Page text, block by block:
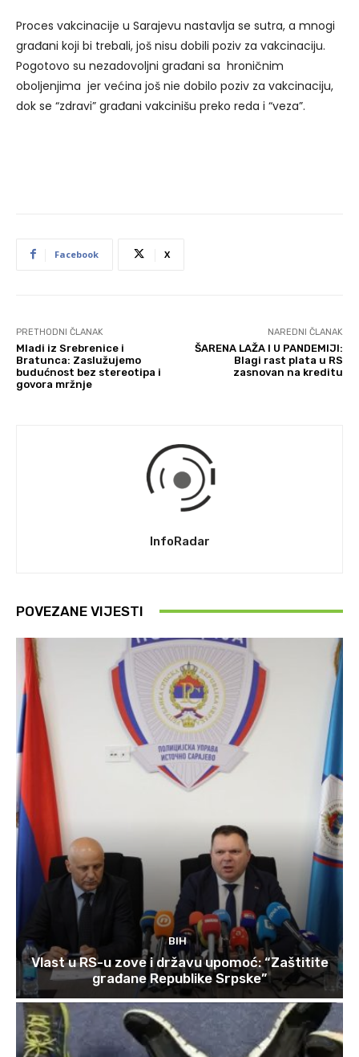
Proces vakcinacije u Sarajevu nastavlja se sutra, a mnogi
građani koji bi trebali, još nisu dobili poziv za vakcinaciju.
Pogotovo su nezadovoljni građani sa hroničnim
oboljenjima jer većina još nie dobilo poziv za vakcinaciju,
dok se “zdravi” građani vakcinišu preko reda i “veza”.
Facebook X
PRETHODNI ČLANAK
Mladi iz Srebrenice i
Bratunca: Zaslužujemo
budućnost bez stereotipa i
govora mržnje
NAREDNI ČLANAK
ŠARENA LAŽA I U PANDEMIJI:
Blagi rast plata u RS
zasnovan na kreditu
InfoRadar
POVEZANE VIJESTI
BIH
Vlast u RS-u zove i državu upomoć: “Zaštitite
građane Republike Srpske”